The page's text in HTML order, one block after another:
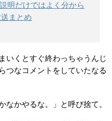
明だけではよく分から
まとめ
いくとすぐ終わっちゃうんじ
つなコメントをしていたなる
なかやるな。」と呼び捨て。